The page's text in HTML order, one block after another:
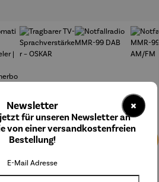
×
Newsletter
für unseren Newsletter an
von einer versandkostenfreien
Bestellung!
E-Mail Adresse